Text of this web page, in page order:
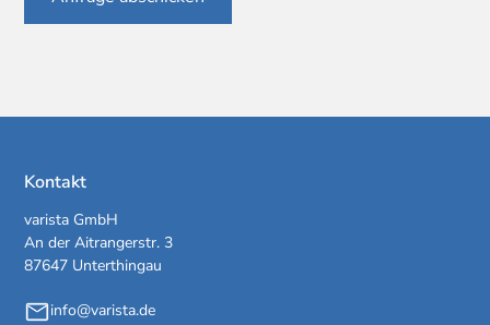
Kontakt
varista GmbH
An der Aitrangerstr. 3
87647 Unterthingau
info@varista.de